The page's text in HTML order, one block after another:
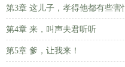
第3章 这儿子，孝得他都有些害
第4章 来，叫声夫君听听
第5章 爹，让我来！